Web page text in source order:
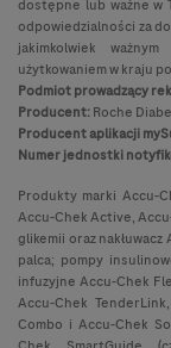
dostępne lub ważne w
odpowiedzialności za
jakimkolwiek
użytkowaniem w kraju
Podmiot prowadzący
Producent:Roche
Producent aplikacji
Numer jednostki
Produkty marki Accu-
Accu-Chek Active,
glikemii oraz
palca; pompy
infuzyjne Accu-Chek
Accu-Chek
Combo i Accu-Chek